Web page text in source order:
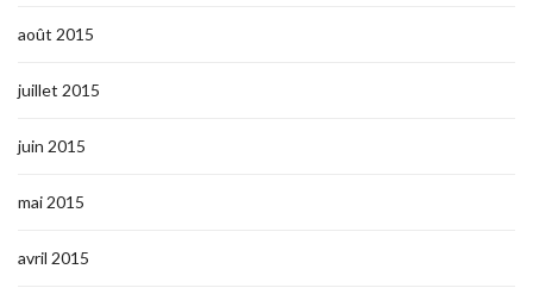
août 2015
juillet 2015
juin 2015
mai 2015
avril 2015